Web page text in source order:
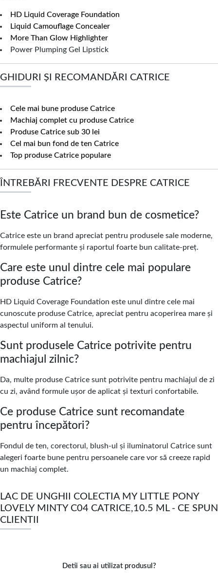
HD Liquid Coverage Foundation
Liquid Camouflage Concealer
More Than Glow Highlighter
Power Plumping Gel Lipstick
GHIDURI ȘI RECOMANDĂRI CATRICE
Cele mai bune produse Catrice
Machiaj complet cu produse Catrice
Produse Catrice sub 30 lei
Cel mai bun fond de ten Catrice
Top produse Catrice populare
ÎNTREBĂRI FRECVENTE DESPRE CATRICE
Este Catrice un brand bun de cosmetice?
Catrice este un brand apreciat pentru produsele sale moderne,
formulele performante și raportul foarte bun calitate-preț.
Care este unul dintre cele mai populare
produse Catrice?
HD Liquid Coverage Foundation este unul dintre cele mai
cunoscute produse Catrice, apreciat pentru acoperirea mare și
aspectul uniform al tenului.
Sunt produsele Catrice potrivite pentru
machiajul zilnic?
Da, multe produse Catrice sunt potrivite pentru machiajul de zi
cu zi, având formule ușor de aplicat și texturi confortabile.
Ce produse Catrice sunt recomandate
pentru începători?
Fondul de ten, corectorul, blush-ul și iluminatorul Catrice sunt
alegeri foarte bune pentru persoanele care vor să creeze rapid
un machiaj complet.
LAC DE UNGHII COLECTIA MY LITTLE PONY
LOVELY MINTY C04 CATRICE,10.5 ML - CE SPUN
CLIENTII
Detii sau ai utilizat produsul?